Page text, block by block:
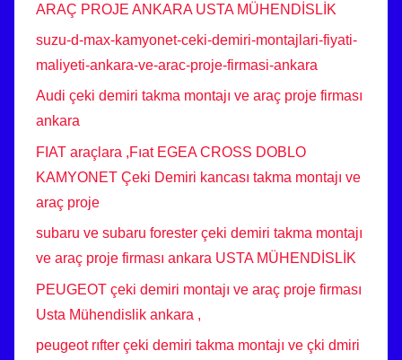
ARAÇ PROJE ANKARA USTA MÜHENDİSLİK
suzu-d-max-kamyonet-ceki-demiri-montajlari-fiyati-
maliyeti-ankara-ve-arac-proje-firmasi-ankara
Audi çeki demiri takma montajı ve araç proje firması
ankara
FIAT araçlara ,Fıat EGEA CROSS DOBLO
KAMYONET Çeki Demiri kancası takma montajı ve
araç proje
subaru ve subaru forester çeki demiri takma montajı
ve araç proje firması ankara USTA MÜHENDİSLİK
PEUGEOT çeki demiri montajı ve araç proje firması
Usta Mühendislik ankara ,
peugeot rıfter çeki demiri takma montajı ve çki dmiri